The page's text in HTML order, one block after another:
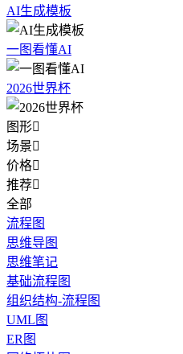
AI生成模板
一图看懂AI
2026世界杯
图形
场景
价格
推荐
全部
流程图
思维导图
思维笔记
基础流程图
组织结构-流程图
UML图
ER图